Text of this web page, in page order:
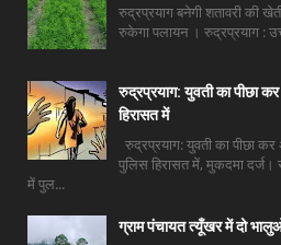
रुद्रप्रयाग बनेगी शतावरी की
रुकेगा पलायन । रुद्रप्रयाग :
रुद्रप्रयाग: युवती का पीछा
हिरासत में
रुद्रप्रयाग: युवती का पीछा
पुलिस हिरासत में, मुकदमा
में पुल...
ग्राम पंचायत त्यूँखर में दो